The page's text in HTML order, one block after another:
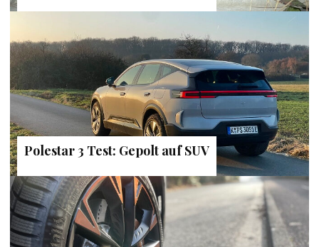
Polestar 3 Test: Gepolt auf SUV